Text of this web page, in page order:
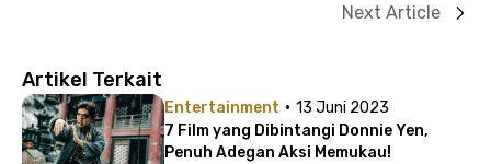
Next Article
Artikel Terkait
Entertainment · 13 Juni 2023
7 Film yang Dibintangi Donnie Yen,
Penuh Adegan Aksi Memukau!